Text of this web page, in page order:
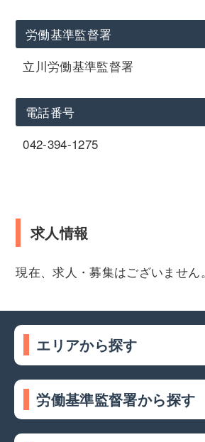
労働基準監督署
立川労働基準監督署
電話番号
042-394-1275
求人情報
現在、求人・募集はございません。
エリアから探す
労働基準監督署から探す